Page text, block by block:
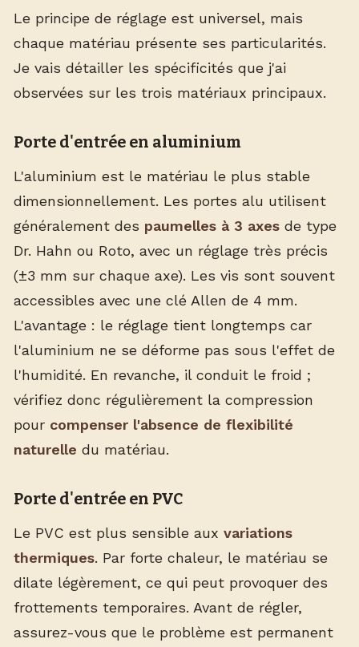
Le principe de réglage est universel, mais
chaque matériau présente ses particularités.
Je vais détailler les spécificités que j'ai
observées sur les trois matériaux principaux.
Porte d'entrée en aluminium
L'aluminium est le matériau le plus stable
dimensionnellement. Les portes alu utilisent
généralement des paumelles à 3 axes de type
Dr. Hahn ou Roto, avec un réglage très précis
(±3 mm sur chaque axe). Les vis sont souvent
accessibles avec une clé Allen de 4 mm.
L'avantage : le réglage tient longtemps car
l'aluminium ne se déforme pas sous l'effet de
l'humidité. En revanche, il conduit le froid ;
vérifiez donc régulièrement la compression
pour compenser l'absence de flexibilité
naturelle du matériau.
Porte d'entrée en PVC
Le PVC est plus sensible aux variations
thermiques. Par forte chaleur, le matériau se
dilate légèrement, ce qui peut provoquer des
frottements temporaires. Avant de régler,
assurez-vous que le problème est permanent